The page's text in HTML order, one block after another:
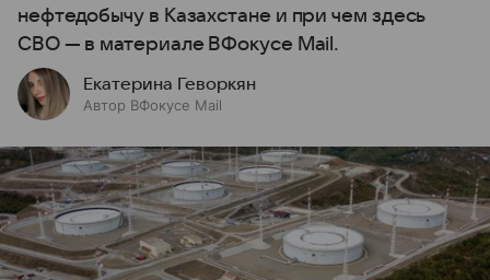
нефтедобычу в Казахстане и при чем здесь
СВО — в материале ВФокусе Mail.
Екатерина Геворкян
Автор ВФокусе Mail